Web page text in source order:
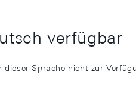
verfügbar
Sprache nicht zur